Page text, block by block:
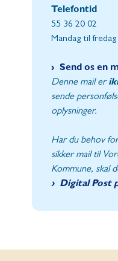
Telefontid
55 36 20 02
Mandag til
Send os en
Denne mail er
sende
oplysninger.
Har du behov
sikker mail til
Kommune, skal
Digital Post